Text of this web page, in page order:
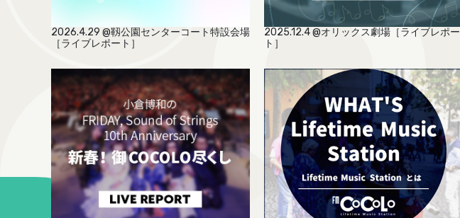
2026.4.29 @靱公園センターコート特設会場
［ライブレポート］
2025.12.4 @オリックス劇場［ライブレポー
ト］